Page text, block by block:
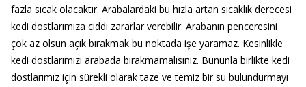
fazla sıcak olacaktır. Arabalardaki bu hızla artan sıcaklık derecesi
kedi dostlarımıza ciddi zararlar verebilir. Arabanın penceresini
çok az olsun açık bırakmak bu noktada işe yaramaz. Kesinlikle
kedi dostlarımızı arabada bırakmamalısınız. Bununla birlikte kedi
dostlarımız için sürekli olarak taze ve temiz bir su bulundurmayı